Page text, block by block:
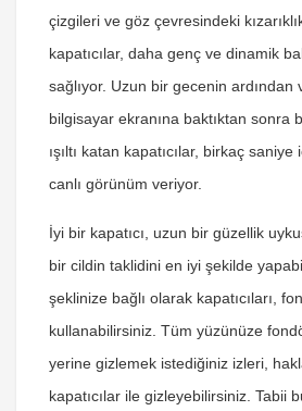
çizgileri ve göz çevresindeki
kapatıcılar, daha genç ve dinamik
sağlıyor. Uzun bir gecenin ardından
bilgisayar ekranına baktıktan sonra
ışıltı katan kapatıcılar, birkaç
canlı görünüm veriyor.
İyi bir kapatıcı, uzun bir güzellik
bir cildin taklidini en iyi şekilde
şeklinize bağlı olarak kapatıcıları,
kullanabilirsiniz. Tüm yüzünüze
yerine gizlemek istediğiniz izleri,
kapatıcılar ile gizleyebilirsiniz. Tabii